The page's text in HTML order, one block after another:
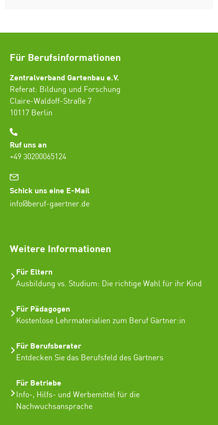
Für Berufsinformationen
Zentralverband Gartenbau e.V.
Referat: Bildung und Forschung
Claire-Waldoff-Straße 7
10117 Berlin
Ruf uns an
+49 30200065124
Schick uns eine E-Mail
info@beruf-gaertner.de
Weitere Informationen
Für Eltern
Ausbildung vs. Studium: Die richtige Wahl für ihr Kind
Für Pädagogen
Kostenlose Lehrmaterialien zum Beruf Gärtner:in
Für Berufsberater
Entdecken Sie das Berufsfeld des Gärtners
Für Betriebe
Info-, Hilfs- und Werbemittel für die
Nachwuchsansprache